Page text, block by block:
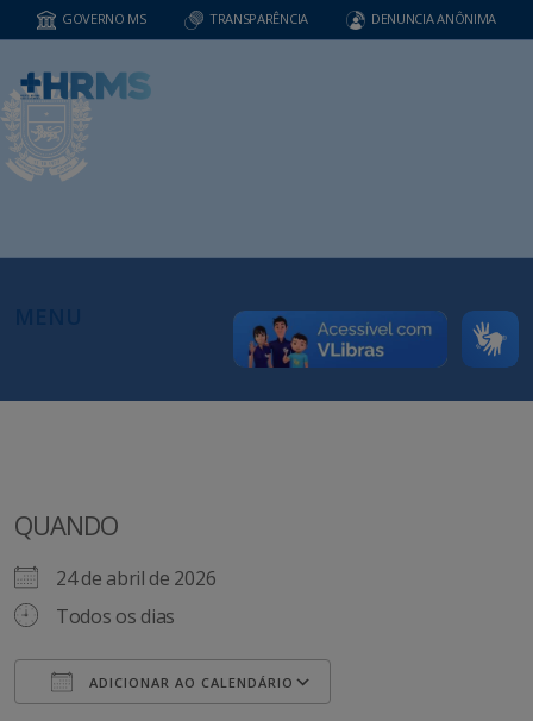
GOVERNO MS TRANSPARÊNCIA DENUNCIA ANÔNIMA
QUANDO
24 de abril de 2026
Todos os dias
ADICIONAR AO CALENDÁRIO